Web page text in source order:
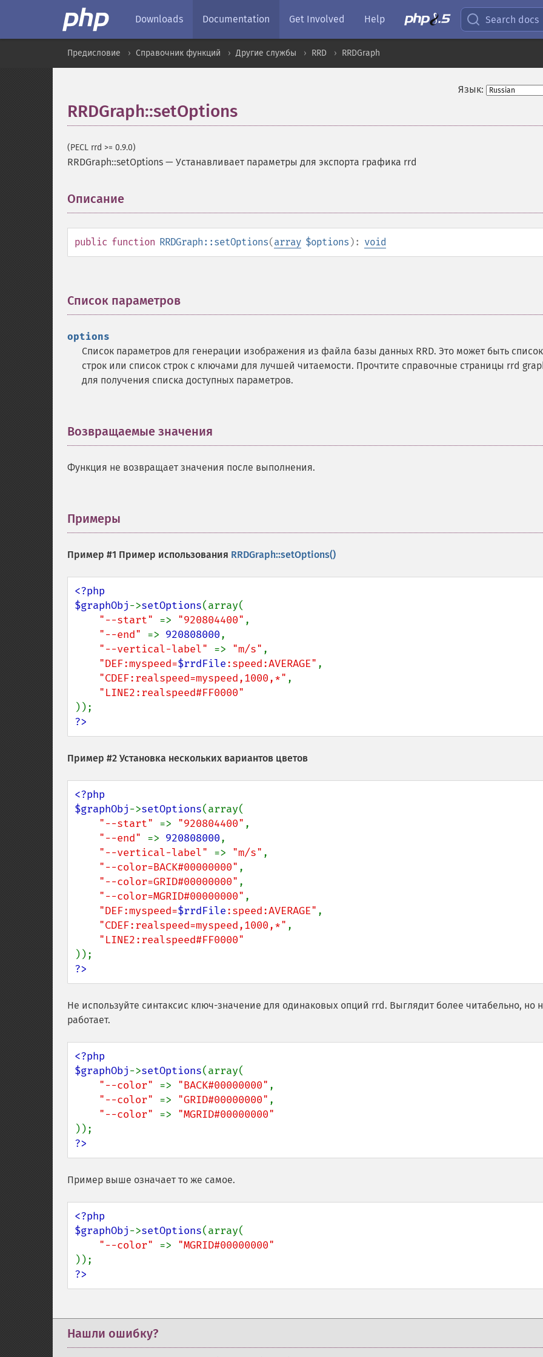
Downloads Documentation Get Involved Help Search docs
Предисловие Справочник функций Другие службы RRD RRDGraph
Язык:
RRDGraph::setOptions
(PECL rrd >= 0.9.0)
RRDGraph::setOptions — Устанавливает параметры для экспорта графика rrd
Описание
public function RRDGraph::setOptions(array $options ): void
Список параметров
options
Список параметров для генерации изображения из файла базы данных RRD. Это может быть список
строк или список строк с ключами для лучшей читаемости. Прочтите справочные страницы rrd
для получения списка доступных параметров.
Возвращаемые значения
Функция не возвращает значения после выполнения.
Примеры
Пример #1 Пример использования RRDGraph::setOptions()
<?php
$graphObj->setOptions(array(
"--start" => "920804400" ,
"--end" => 920808000,
"--vertical-label" => "m/s" ,
"DEF:myspeed=$rrdFile:speed:AVERAGE" ,
"CDEF:realspeed=myspeed,1000,*" ,
?>
Пример #2 Установка нескольких вариантов цветов
<?php
$graphObj->setOptions(array(
"--start" => "920804400" ,
"--end" => 920808000,
"--vertical-label" => "m/s" ,
"--color=BACK#00000000" ,
"--color=GRID#00000000" ,
"--color=MGRID#00000000" ,
"DEF:myspeed=$rrdFile:speed:AVERAGE" ,
"CDEF:realspeed=myspeed,1000,*" ,
?>
Не используйте синтаксис ключ-значение для одинаковых опций rrd. Выглядит более читабельно, но
работает.
<?php
$graphObj->setOptions(array(
"--color" => "BACK#00000000" ,
"--color" => "GRID#00000000" ,
"--color" =>
?>
Пример выше означает то же самое.
<?php
$graphObj->setOptions(array(
"--color" =>
?>
Нашли ошибку?